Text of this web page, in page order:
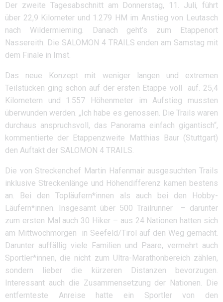
Der zweite Tagesabschnitt am Donnerstag, 11. Juli, führt
über 22,9 Kilometer und 1.279 HM im Anstieg von Leutasch
nach Wildermieming. Danach geht’s zum Etappenort
Nassereith. Die SALOMON 4 TRAILS enden am Samstag mit
dem Finale in Imst.
Das neue Konzept mit weniger langen und extremen
Teilstücken ging schon auf der ersten Etappe voll auf. 25,4
Kilometern und 1.557 Höhenmeter im Aufstieg mussten
überwunden werden. „Ich habe es genossen. Die Trails waren
durchaus anspruchsvoll, das Panorama einfach gigantisch“,
kommentierte der Etappenzweite Matthias Baur (Stuttgart)
den Auftakt der SALOMON 4 TRAILS.
Die von Streckenchef Martin Hafenmair ausgesuchten Trails
inklusive Streckenlänge und Höhendifferenz kamen bestens
an. Bei den Topläufern*innen als auch bei den Hobby-
Läufern*innen. Insgesamt über 500 Trailrunner – darunter
zum ersten Mal auch 30 Hiker – aus 24 Nationen hatten sich
am Mittwochmorgen in Seefeld/Tirol auf den Weg gemacht.
Darunter auffällig viele Familien und Paare, vermehrt auch
Sportler*innen, die nicht zum Ultra-Marathonbereich zählen,
sondern lieber die kürzeren Distanzen bevorzugen.
Interessant auch die Zusammensetzung der Nationen. Die
entfernteste Anreise hatte ein Sportler von den